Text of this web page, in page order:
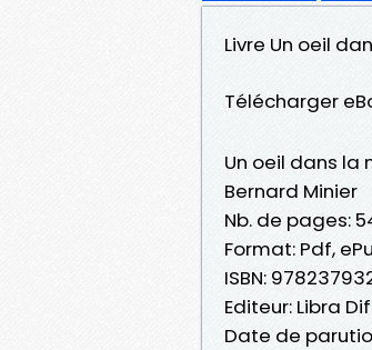
Livre Un oeil
Télécharger
Un oeil dans la
Bernard Minier
Nb. de pages:
Format: Pdf,
ISBN:
Editeur: Libra
Date de